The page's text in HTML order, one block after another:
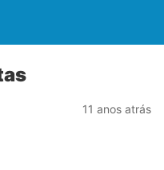
11 anos atrás